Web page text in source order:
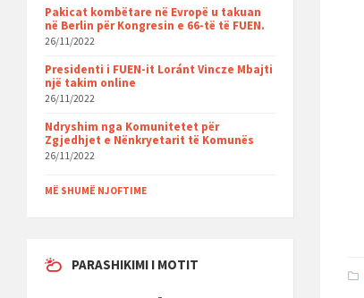
Pakicat kombëtare në Evropë u takuan
në Berlin për Kongresin e 66-të të FUEN.
26/11/2022
Presidenti i FUEN-it Loránt Vincze Mbajti
një takim online
26/11/2022
Ndryshim nga Komunitetet për
Zgjedhjet e Nënkryetarit të Komunës
26/11/2022
MË SHUMË NJOFTIME
PARASHIKIMI I MOTIT